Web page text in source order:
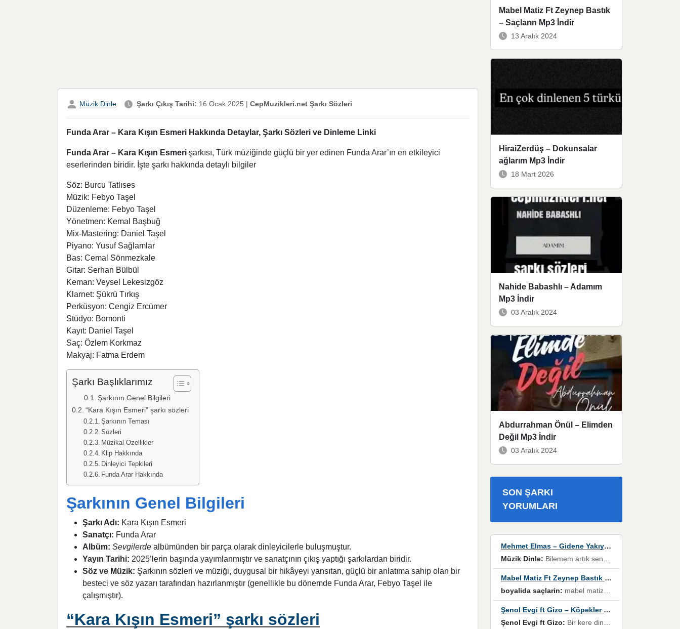
Müzik Dinle Şarkı Çıkış Tarihi: 16 Ocak 2025 | CepMuzikleri.net Şarkı Sözleri
Funda Arar – Kara Kışın Esmeri Hakkında Detaylar, Şarkı Sözleri ve Dinleme Linki
Funda Arar – Kara Kışın Esmeri şarkısı, Türk müziğinde güçlü bir yer edinen Funda Arar’ın en etkileyici
eserlerinden biridir. İşte şarkı hakkında detaylı bilgiler
Söz: Burcu Tatlıses
Müzik: Febyo Taşel
Düzenleme: Febyo Taşel
Yönetmen: Kemal Başbuğ
Mix-Mastering: Daniel Taşel
Piyano: Yusuf Sağlamlar
Bas: Cemal Sönmezkale
Gitar: Serhan Bülbül
Keman: Veysel Lekesizgöz
Klarnet: Şükrü Tırkış
Perküsyon: Cengiz Ercümer
Stüdyo: Bomonti
Kayıt: Daniel Taşel
Saç: Özlem Korkmaz
Makyaj: Fatma Erdem
Şarkı Başlıklarımız
Şarkının Genel Bilgileri
“Kara Kışın Esmeri” şarkı sözleri
Şarkının Teması
Sözleri
Müzikal Özellikler
Klip Hakkında
Dinleyici Tepkileri
Funda Arar Hakkında
Şarkının Genel Bilgileri
Şarkı Adı: Kara Kışın Esmeri
Sanatçı: Funda Arar
Albüm: Sevgilerde albümünden bir parça olarak dinleyicilerle buluşmuştur.
Yayın Tarihi: 2025’lerin başında yayımlanmıştır ve sanatçının çıkış yaptığı şarkılardan biridir.
Söz ve Müzik: Şarkının sözleri ve müziği, duygusal bir hikâyeyi yansıtan, güçlü bir anlatıma sahip olan bir
besteci ve söz yazarı tarafından hazırlanmıştır (genellikle bu dönemde Funda Arar, Febyo Taşel ile
çalışmıştır).
“Kara Kışın Esmeri” şarkı sözleri
Mabel Matiz Ft Zeynep Bastık
– Saçların Mp3 İndir
13 Aralık 2024
HiraiZerdüş – Dokunsalar
ağlarım Mp3 İndir
18 Mart 2026
Nahide Babashlı – Adamım
Mp3 İndir
03 Aralık 2024
Abdurrahman Önül – Elimden
Değil Mp3 İndir
03 Aralık 2024
SON ŞARKI
YORUMLARI
Mehmet Elmas – Gidene Yakıyorum
Müzik Dinle: Bilemem artık senden bir şans daha / Düştüğün zaman ben olmayacağım yanında” dizeleri, artık geçmişin tekrarına izin verilmeyeceğini, kişisel sınırların çizildiğini gösteriyor.
Mabel Matiz Ft Zeynep Bastık – Saçların
boyalida saçlarin: mabel matiz'in maya albümünde yer alan güzellerden. parça da şarkı hani! müzikal altyapısına vurulduğum, sözlerinde kaybolduğum bir parça olmuş.
Şenol Evgi ft Gizo – Köpekler Tanımadıklarına havlar
Şenol Evgi ft Gizo: Bir kere dinlememe rağmen kulaklardan gitmiyor sen sen sen sen kurban ol sen sen sen sen hayran ol yükses ses müzik dinleme sebebisiniz canlar bomba gibi patladınız maşallah